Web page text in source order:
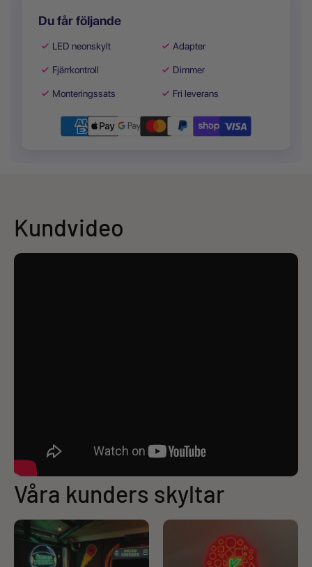
Du får följande
LED neonskylt Adapter
Fjärrkontroll Dimmer
Monteringssats Fri leverans
Våra kunders skyltar
Kundvideo